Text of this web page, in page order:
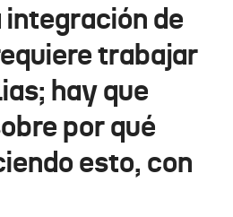
Ikusmiran
Eguraldia
integración de
trabajar
hay que
por qué
esto, con